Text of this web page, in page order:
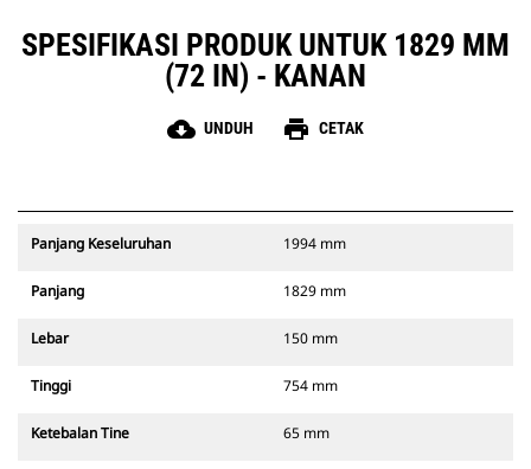
SPESIFIKASI PRODUK UNTUK 1829 MM
(72 IN) - KANAN
cloud_download UNDUH print CETAK
Panjang Keseluruhan 1994 mm
Panjang 1829 mm
Lebar 150 mm
Tinggi 754 mm
Ketebalan Tine 65 mm